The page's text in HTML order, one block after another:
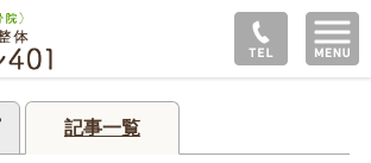
記事一覧